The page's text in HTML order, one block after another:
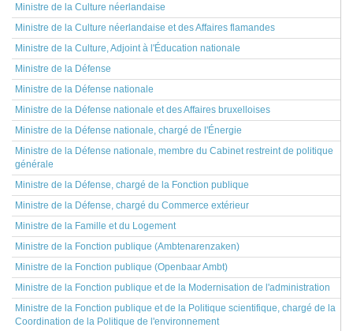
Ministre de la Culture néerlandaise
Ministre de la Culture néerlandaise et des Affaires flamandes
Ministre de la Culture, Adjoint à l'Éducation nationale
Ministre de la Défense
Ministre de la Défense nationale
Ministre de la Défense nationale et des Affaires bruxelloises
Ministre de la Défense nationale, chargé de l'Énergie
Ministre de la Défense nationale, membre du Cabinet restreint de politique
générale
Ministre de la Défense, chargé de la Fonction publique
Ministre de la Défense, chargé du Commerce extérieur
Ministre de la Famille et du Logement
Ministre de la Fonction publique (Ambtenarenzaken)
Ministre de la Fonction publique (Openbaar Ambt)
Ministre de la Fonction publique et de la Modernisation de l'administration
Ministre de la Fonction publique et de la Politique scientifique, chargé de la
Coordination de la Politique de l'environnement